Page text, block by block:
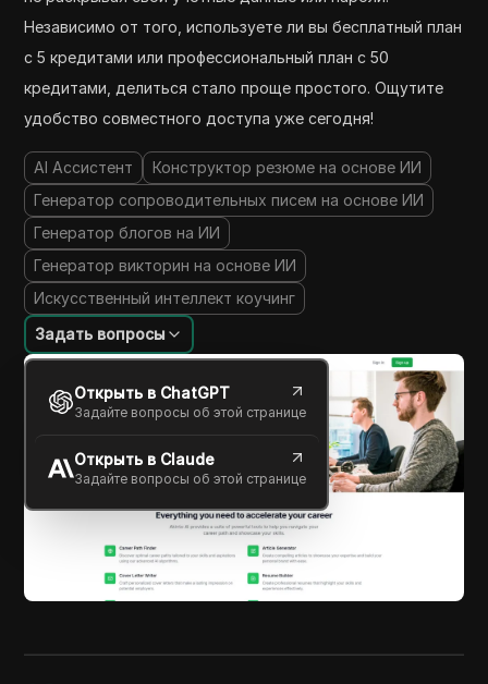
Независимо от того, используете ли вы бесплатный план
с 5 кредитами или профессиональный план с 50
кредитами, делиться стало проще простого. Ощутите
удобство совместного доступа уже сегодня!
AI Ассистент
Конструктор резюме на основе ИИ
Генератор сопроводительных писем на основе ИИ
Генератор блогов на ИИ
Генератор викторин на основе ИИ
Искусственный интеллект коучинг
Задать вопросы
Открыть в ChatGPT
Задайте вопросы об этой странице
Открыть в Claude
Задайте вопросы об этой странице